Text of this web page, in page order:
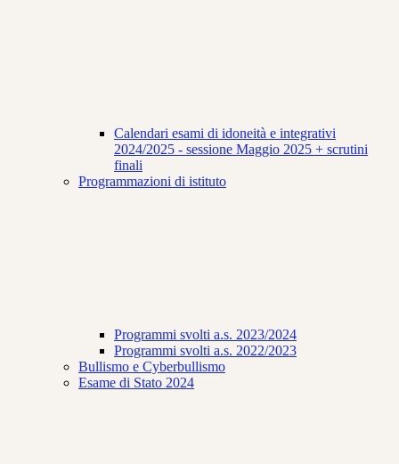
Calendari esami di idoneità e integrativi
2024/2025 - sessione Maggio 2025 + scrutini
finali
Programmazioni di istituto
Programmi svolti a.s. 2023/2024
Programmi svolti a.s. 2022/2023
Bullismo e Cyberbullismo
Esame di Stato 2024